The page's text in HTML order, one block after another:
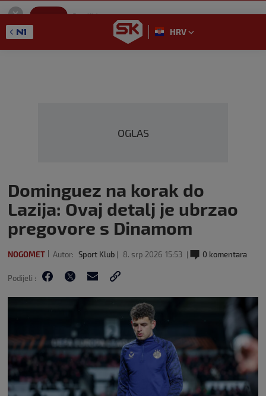
SportKlub
GET - On the Google Play
HRV
OGLAS
Dominguez na korak do
Lazija: Ovaj detalj je ubrzao
pregovore s Dinamom
NOGOMET Autor: Sport Klub 8. srp 2026 15:53 0 komentara
Podijeli :